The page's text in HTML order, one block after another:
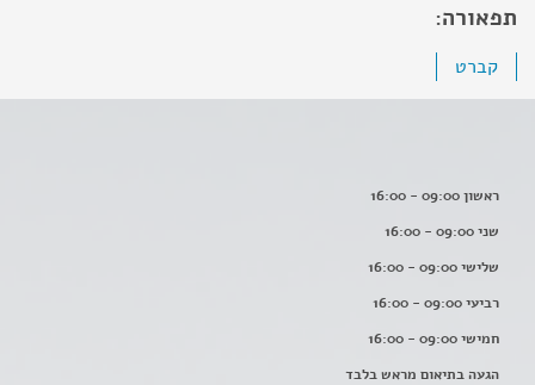
תפאורה:
קברט
ראשון 09:00 - 16:00
שני 09:00 - 16:00
שלישי 09:00 - 16:00
רביעי 09:00 - 16:00
חמישי 09:00 - 16:00
הגעה בתיאום מראש בלבד